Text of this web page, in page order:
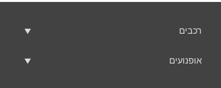
רכבים
אופנועים